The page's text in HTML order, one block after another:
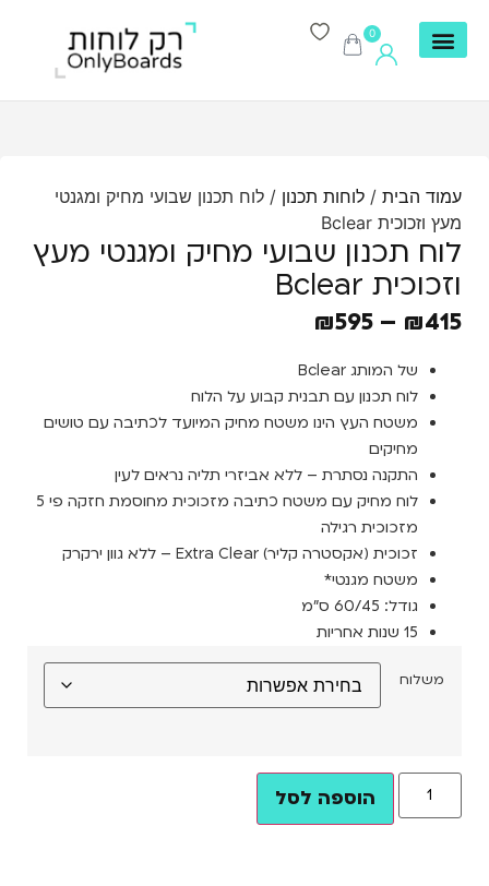
0
עמוד הבית / לוחות תכנון / לוח תכנון שבועי מחיק ומגנטי
מעץ וזכוכית Bclear
לוח תכנון שבועי מחיק ומגנטי מעץ
וזכוכית Bclear
₪415
–
₪595
של המותג Bclear
לוח תכנון עם תבנית קבוע על הלוח
משטח העץ הינו משטח מחיק המיועד לכתיבה עם טושים
מחיקים
התקנה נסתרת – ללא אביזרי תליה נראים לעין
לוח מחיק עם משטח כתיבה מזכוכית מחוסמת חזקה פי 5
מזכוכית רגילה
זכוכית (אקסטרה קליר) Extra Clear – ללא גוון ירקרק
משטח מגנטי*
גודל: 60/45 ס”מ
15 שנות אחריות
משלוח
הוספה לסל